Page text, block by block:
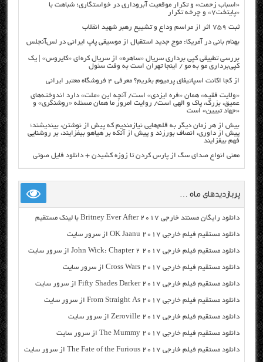
«اسباب زحمت» و تکرار موقعیت آبروداری در خواستگاری؛ شباهت با
«پایتخت۷» و چرخه تکرار
ثبت ۷۵۹ اثر از مراسم وداع و تشییع رهبر شهید انقلاب
بهنام بانی در آمریکا: موج جدید استقبال از موسیقی پاپ ایرانی در لس‌آنجلس
بررسی تطبیقی کپی برداری سریال «ساهره» از سریال کره‌ای «کایروس» | یک
کپی‌برداری مو به مو / اینجا تهران است به وقت سئول
از کجا اکانت اسپاتیفای پرمیوم بخریم؟ معرفی ۴ فروشگاه معتبر ایرانی
«ولایت فقیه» همان «فره ایزدی» است/ آنچه این «ملت» دارد اندوخته‌های
عمیق، بزرگ، پاک و الهی است/ روایت امروز ما همان مسئله «روشنگری» و
«جهاد تبیین» است
بیش از هر زمان دیگر به قلم‌هایی نیازمندیم که پیش از نوشتن، بیندیشند؛
پیش از داوری، انصاف بورزند و پیش از آنکه بر هیاهو بیفزایند، بر روشنایی
فهم بیفزایند
معنی انواع صدای سگ از پارس کردن تا زوزه کشیدن + دانلود فایل صوتی
پربازدیدهای ماه …
دانلود رایگان مسنتد خارجی Britney Ever After 2017 با لینک مستقیم
دانلود مستقیم فیلم خارجی OK Jaanu 2017 از سرور سایت
دانلود مستقیم فیلم خارجی John Wick: Chapter 2 2017 از سرور سایت
دانلود مستقیم فیلم خارجی Cross Wars 2017 از سرور سایت
دانلود مستقیم فیلم خارجی Fifty Shades Darker 2017 از سرور سایت
دانلود مستقیم فیلم خارجی From Straight As 2017 از سرور سایت
دانلود مستقیم فیلم خارجی Zeroville 2017 از سرور سایت
دانلود مستقیم فیلم خارجی The Mummy 2017 از سرور سایت
دانلود مستقیم فیلم خارجی The Fate of the Furious 2017 از سرور سایت